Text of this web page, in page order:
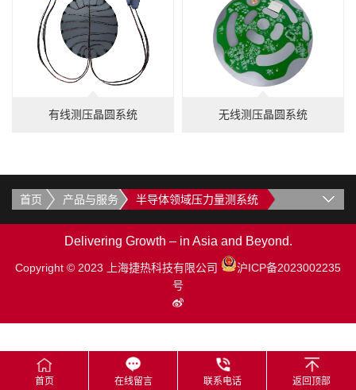
有线测压晶圆系统 无线测压晶圆系统
首页 产品与服务 半导体领域压力量测系统
Delivering Growth – in Asia and Beyond.
Copyright © 2023 上海捷热科技有限公司
沪ICP备2023002235
号
首页 在线留言 联系电话 返回顶部